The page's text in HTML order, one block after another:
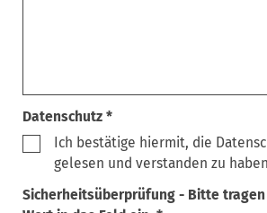
Datenschutz *
Ich bestätige hiermit, die
gelesen und verstanden zu
Sicherheitsüberprüfung - Bitte